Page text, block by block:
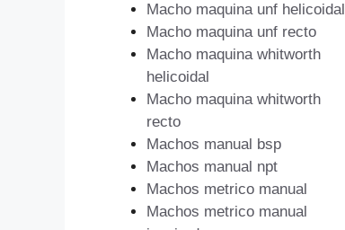
Macho maquina unf helicoidal
Macho maquina unf recto
Macho maquina whitworth
helicoidal
Macho maquina whitworth
recto
Machos manual bsp
Machos manual npt
Machos metrico manual
Machos metrico manual